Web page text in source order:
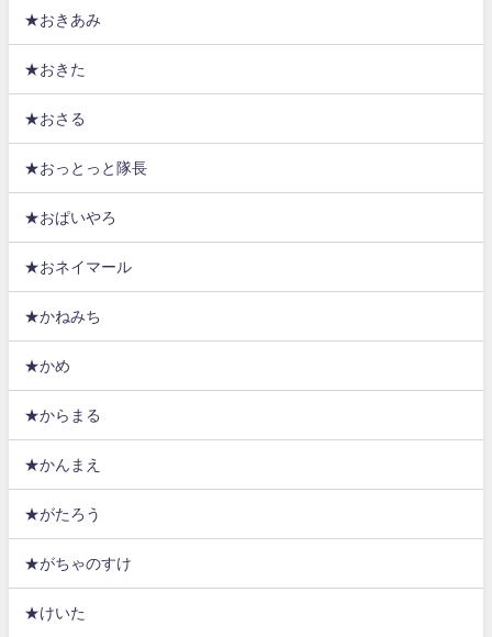
★おきあみ
★おきた
★おさる
★おっとっと隊長
★おぱいやろ
★おネイマール
★かねみち
★かめ
★からまる
★かんまえ
★がたろう
★がちゃのすけ
★けいた